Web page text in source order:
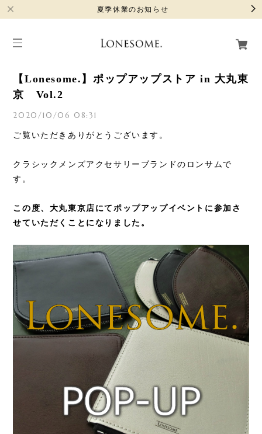
夏季休業のお知らせ
【Lonesome.】ポップアップストア in 大丸東
京 Vol.2
2020/10/06 08:31
ご覧いただきありがとうございます。
クラシックメンズアクセサリーブランドのロンサムで
す。
この度、大丸東京店にてポップアップイベントに参加さ
せていただくことになりました。